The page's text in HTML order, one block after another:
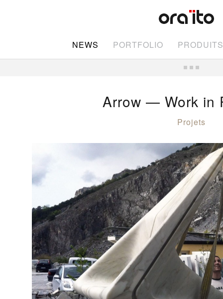
NEWS PORTFOLIO PRODUITS
Arrow — Work in
Projets